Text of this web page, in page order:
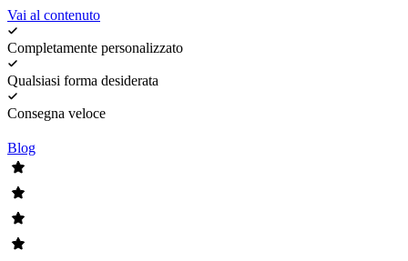
Vai al contenuto
Completamente personalizzato
Qualsiasi forma desiderata
Consegna veloce
Blog